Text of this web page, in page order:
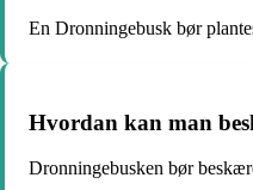
En Dronningebusk bør
Hvordan kan man
Dronningebusken bør